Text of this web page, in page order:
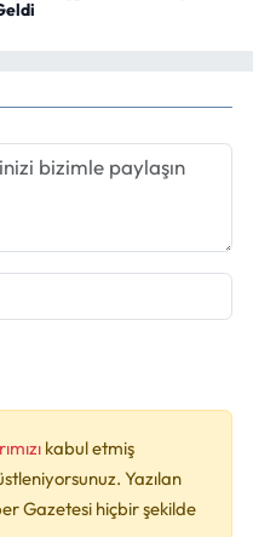
kabul etmiş
Yazılan
Gazetesi hiçbir şekilde